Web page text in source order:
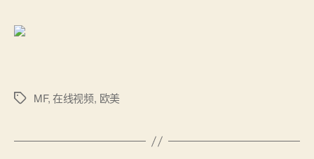
芭
标
MF,在线视频, 欧美